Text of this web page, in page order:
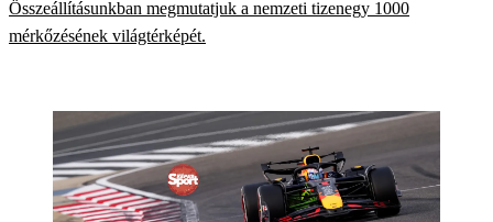
Összeállításunkban megmutatjuk a nemzeti tizenegy 1000
mérkőzésének világtérképét.